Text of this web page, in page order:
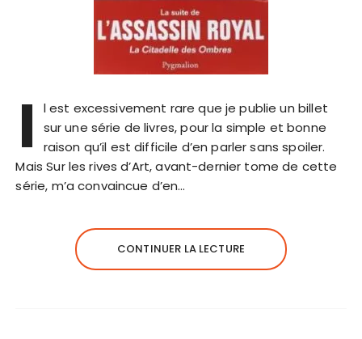
I
l est excessivement rare que je publie un billet
sur une série de livres, pour la simple et bonne
raison qu’il est difficile d’en parler sans spoiler.
Mais Sur les rives d’Art, avant-dernier tome de cette
série, m’a convaincue d’en…
CONTINUER LA LECTURE